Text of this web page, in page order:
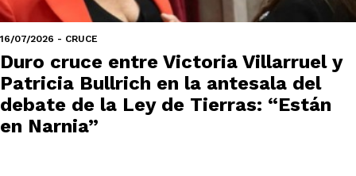
16/07/2026 - CRUCE
Duro cruce entre Victoria Villarruel y
Patricia Bullrich en la antesala del
debate de la Ley de Tierras: “Están
en Narnia”